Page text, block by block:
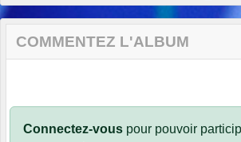
COMMENTEZ L'ALBUM
Connectez-vous pour pouvoir